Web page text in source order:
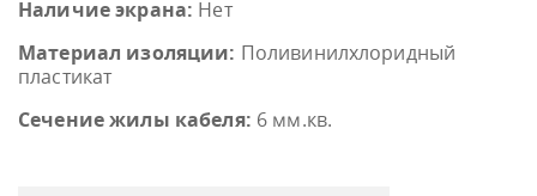
Наличие экрана: Нет
Материал изоляции: Поливинилхлоридный
пластикат
Сечение жилы кабеля: 6 мм.кв.